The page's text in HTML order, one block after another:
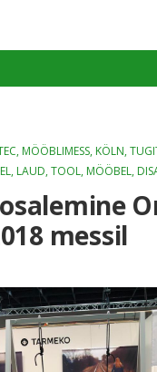
, MÖÖBLIMESS, KÖLN,
, LAUD, TOOL, MÖÖBEL,
messil